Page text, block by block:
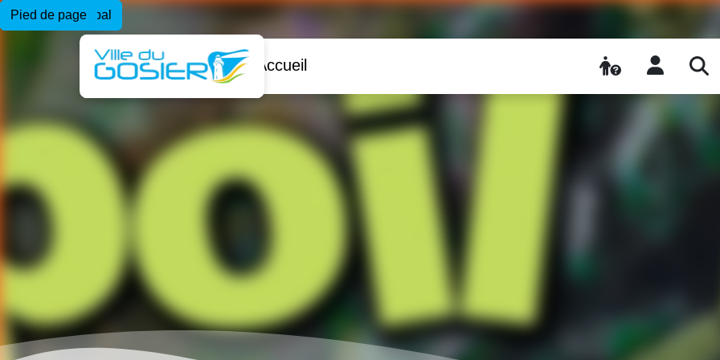
Menu principal
Contenu principal
Pied de page
Accueil